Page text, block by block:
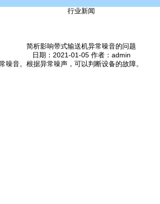
行业新闻
简析影响带式输送机异常噪音的问题
日期：2021-01-05 作者：admin
音。根据异常噪声，可以判断设备的故障。